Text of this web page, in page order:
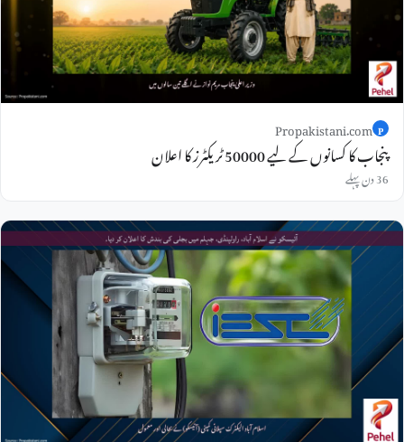
P
Propakistani.com
پنجاب کا کسانوں کے لیے 50000 ٹریکٹرز کا اعلان
36 دن پہلے